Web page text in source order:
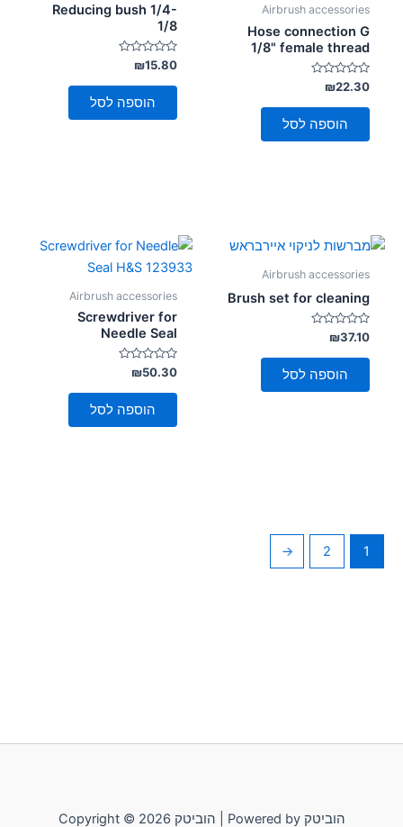
Airbrush accessories
Hose connection G
1/8" female thread
דורג
0
מתוך
₪22.30
הוספה לסל
Reducing bush 1/4-
1/8
דורג
0
מתוך
₪15.80
הוספה לסל
Airbrush accessories
Brush set for cleaning
דורג
0
מתוך
₪37.10
הוספה לסל
Airbrush accessories
Screwdriver for
Needle Seal
דורג
0
מתוך
₪50.30
הוספה לסל
1
2
←
Copyright © 2026 הוביטק | Powered by הוביטק